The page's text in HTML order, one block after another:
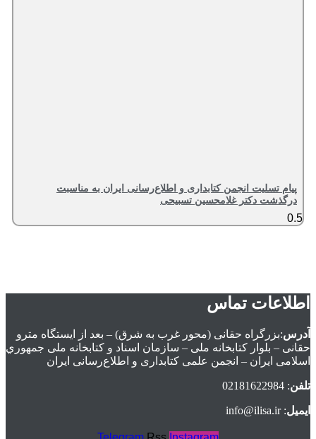
پیام تسلیت انجمن کتابداری و اطلاع‌رسانی ایران به مناسبت
درگذشت دکتر غلامحسین تسبیحی
اطلاعات تماس
آدرس:بزرگراه حقانی (محور غرب به شرق) – بعد از ايستگاه مترو
حقانی – بلوار كتابخانه ملی – سازمان اسناد و كتابخانه ملی جمهوري
اسلامی ايران – انجمن علمی کتابداری و اطلاع‌رسانی ایران
تلفن: 02181622984
ایمیل: info@ilisa.ir